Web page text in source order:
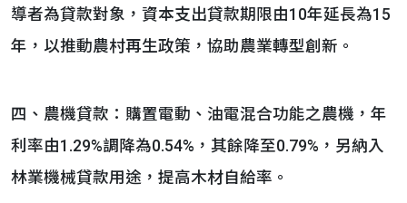
導者為貸款對象，資本支出貸款期限由10年延長為15
年，以推動農村再生政策，協助農業轉型創新。
四、農機貸款：購置電動、油電混合功能之農機，年
利率由1.29%調降為0.54%，其餘降至0.79%，另納入
林業機械貸款用途，提高木材自給率。